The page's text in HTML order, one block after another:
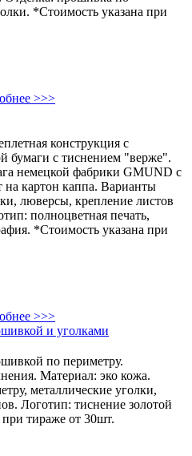
*Стоимость указана при
>>>
конструкция с
бумаги с тиснением "верже".
немецкой фабрики GMUND с
картон каппа. Варианты
люверсы, крепление листов
полноцветная печать,
*Стоимость указана при
>>>
и уголками
по периметру.
Материал: эко кожа.
металлические уголки,
Логотип: тиснение золотой
при тираже от 30шт.